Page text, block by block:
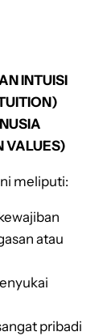
INTUISI
VALUES)
meliputi:
atau
pribadi